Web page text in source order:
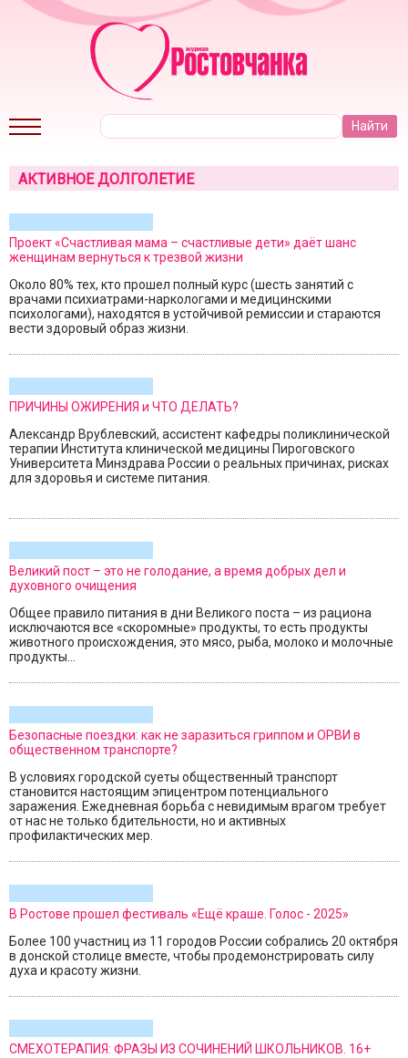
АКТИВНОЕ ДОЛГОЛЕТИЕ
Проект «Счастливая мама – счастливые дети» даёт шанс
женщинам вернуться к трезвой жизни
Около 80% тех, кто прошел полный курс (шесть занятий с
врачами психиатрами-наркологами и медицинскими
психологами), находятся в устойчивой ремиссии и стараются
вести здоровый образ жизни.
ПРИЧИНЫ ОЖИРЕНИЯ и ЧТО ДЕЛАТЬ?
Александр Врублевский, ассистент кафедры поликлинической
терапии Института клинической медицины Пироговского
Университета Минздрава России о реальных причинах, рисках
для здоровья и системе питания.
Великий пост – это не голодание, а время добрых дел и
духовного очищения
Общее правило питания в дни Великого поста – из рациона
исключаются все «скоромные» продукты, то есть продукты
животного происхождения, это мясо, рыба, молоко и молочные
продукты...
Безопасные поездки: как не заразиться гриппом и ОРВИ в
общественном транспорте?
В условиях городской суеты общественный транспорт
становится настоящим эпицентром потенциального
заражения. Ежедневная борьба с невидимым врагом требует
от нас не только бдительности, но и активных
профилактических мер.
В Ростове прошел фестиваль «Ещё краше. Голос - 2025»
Более 100 участниц из 11 городов России собрались 20 октября
в донской столице вместе, чтобы продемонстрировать силу
духа и красоту жизни.
СМЕХОТЕРАПИЯ: ФРАЗЫ ИЗ СОЧИНЕНИЙ ШКОЛЬНИКОВ. 16+